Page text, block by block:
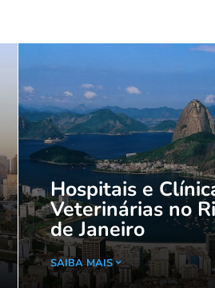
Hospitais e
Veterinárias no
de Janeiro
SAIBA MAIS